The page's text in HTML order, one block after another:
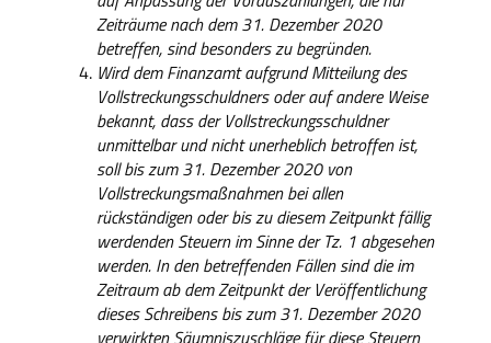
Zeiträume nach dem 31. Dezember 2020
betreffen, sind besonders zu begründen.
Wird dem Finanzamt aufgrund Mitteilung des
Vollstreckungsschuldners oder auf andere Weise
bekannt, dass der Vollstreckungsschuldner
unmittelbar und nicht unerheblich betroffen ist,
soll bis zum 31. Dezember 2020 von
Vollstreckungsmaßnahmen bei allen
rückständigen oder bis zu diesem Zeitpunkt fällig
werdenden Steuern im Sinne der Tz. 1 abgesehen
werden. In den betreffenden Fällen sind die im
Zeitraum ab dem Zeitpunkt der Veröffentlichung
dieses Schreibens bis zum 31. Dezember 2020
verwirkten Säumniszuschläge für diese Steuern